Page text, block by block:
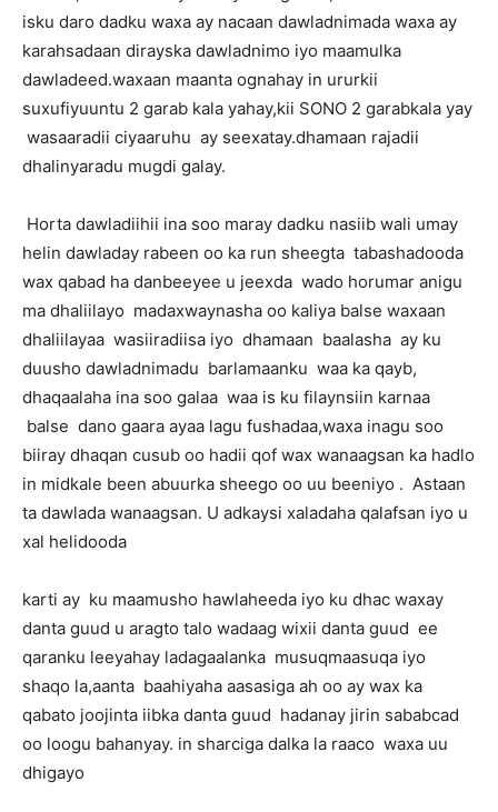
isku daro dadku waxa ay nacaan dawladnimada waxa ay
karahsadaan dirayska dawladnimo iyo maamulka
dawladeed.waxaan maanta ognahay in ururkii
suxufiyuuntu 2 garab kala yahay,kii SONO 2 garabkala yay
wasaaradii ciyaaruhu ay seexatay.dhamaan rajadii
dhalinyaradu mugdi galay.
Horta dawladiihii ina soo maray dadku nasiib wali umay
helin dawladay rabeen oo ka run sheegta tabashadooda
wax qabad ha danbeeyee u jeexda wado horumar anigu
ma dhaliilayo madaxwaynasha oo kaliya balse waxaan
dhaliilayaa wasiiradiisa iyo dhamaan baalasha ay ku
duusho dawladnimadu barlamaanku waa ka qayb,
dhaqaalaha ina soo galaa waa is ku filaynsiin karnaa
balse dano gaara ayaa lagu fushadaa,waxa inagu soo
biiray dhaqan cusub oo hadii qof wax wanaagsan ka hadlo
in midkale been abuurka sheego oo uu beeniyo . Astaan
ta dawlada wanaagsan. U adkaysi xaladaha qalafsan iyo u
xal helidooda
karti ay ku maamusho hawlaheeda iyo ku dhac waxay
danta guud u aragto talo wadaag wixii danta guud ee
qaranku leeyahay ladagaalanka musuqmaasuqa iyo
shaqo la,aanta baahiyaha aasasiga ah oo ay wax ka
qabato joojinta iibka danta guud hadanay jirin sababcad
oo loogu bahanyay. in sharciga dalka la raaco waxa uu
dhigayo